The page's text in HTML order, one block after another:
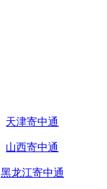
天津寄中通
山西寄中通
黑龙江寄中通